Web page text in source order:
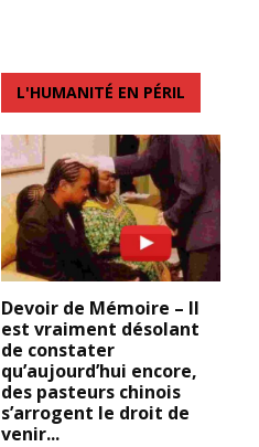
L'HUMANITÉ EN PÉRIL
Devoir de Mémoire – Il
est vraiment désolant
de constater
qu’aujourd’hui encore,
des pasteurs chinois
s’arrogent le droit de
venir...